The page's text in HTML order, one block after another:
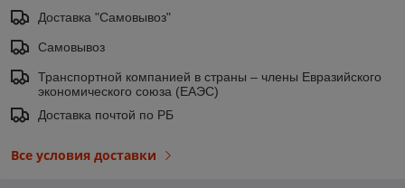
Доставка "Самовывоз"
Самовывоз
Транспортной компанией в страны – члены Евразийского
экономического союза (ЕАЭС)
Доставка почтой по РБ
Все условия доставки